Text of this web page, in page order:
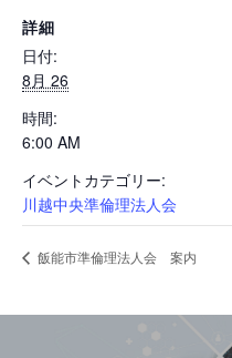
活動内容と特色
県内ネットワーク
入会の流れ
会員専用ページ
詳細
日付:
8月 26
時間:
6:00 AM
イベントカテゴリー:
川越中央準倫理法人会
飯能市準倫理法人会 案内